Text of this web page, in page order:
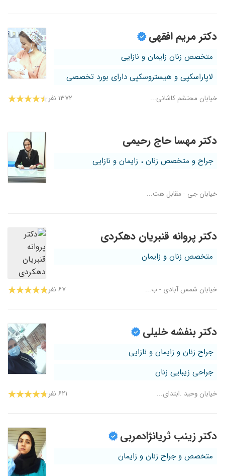
دکتر مریم افقهی
متخصص زنان زایمان و نازایی
لاپاراسکپی و هیستروسکپی دارای بورد تخصصی
خیابان محتشم کاشانی... ۱۳۷۲ نفر
دکتر مهسا حاج رحیمی
جراح و متخصص زنان ، زایمان و نازایی
خیابان جی - مقابل هت...
دکتر پروانه قنبریان دهکردی
متخصص زنان و زایمان
خیابان شمس آبادی - ب... ۶۷ نفر
دکتر بنفشه خلیلی
جراح زنان و زایمان و نازایی
جراحی زیبایی زنان
خیابان وحید .ابتدای... ۶۲۱ نفر
دکتر زینب ثریانژادمربی
متخصص و جراح زنان و زایمان